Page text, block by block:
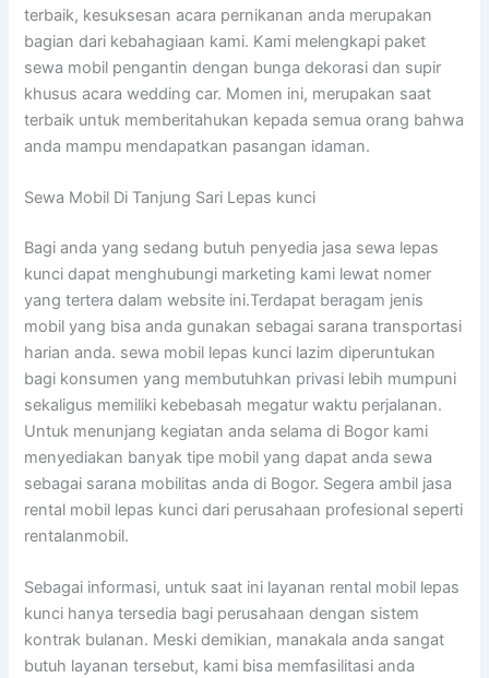
terbaik, kesuksesan acara pernikanan anda merupakan
bagian dari kebahagiaan kami. Kami melengkapi paket
sewa mobil pengantin dengan bunga dekorasi dan supir
khusus acara wedding car. Momen ini, merupakan saat
terbaik untuk memberitahukan kepada semua orang bahwa
anda mampu mendapatkan pasangan idaman.
Sewa Mobil Di Tanjung Sari Lepas kunci
Bagi anda yang sedang butuh penyedia jasa sewa lepas
kunci dapat menghubungi marketing kami lewat nomer
yang tertera dalam website ini.Terdapat beragam jenis
mobil yang bisa anda gunakan sebagai sarana transportasi
harian anda. sewa mobil lepas kunci lazim diperuntukan
bagi konsumen yang membutuhkan privasi lebih mumpuni
sekaligus memiliki kebebasah megatur waktu perjalanan.
Untuk menunjang kegiatan anda selama di Bogor kami
menyediakan banyak tipe mobil yang dapat anda sewa
sebagai sarana mobilitas anda di Bogor. Segera ambil jasa
rental mobil lepas kunci dari perusahaan profesional seperti
rentalanmobil.
Sebagai informasi, untuk saat ini layanan rental mobil lepas
kunci hanya tersedia bagi perusahaan dengan sistem
kontrak bulanan. Meski demikian, manakala anda sangat
butuh layanan tersebut, kami bisa memfasilitasi anda